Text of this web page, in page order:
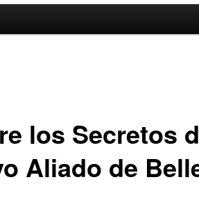
los Secretos
Aliado de